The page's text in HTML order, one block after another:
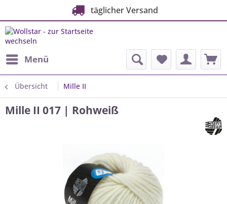
täglicher Versand
Menü
Übersicht Mille II
Mille II 017 | Rohweiß